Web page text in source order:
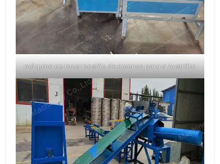
máquina de fazer bastão de incenso para a Austrália